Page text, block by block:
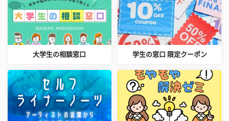
大学生の相談窓口 学生の窓口 限定クーポン